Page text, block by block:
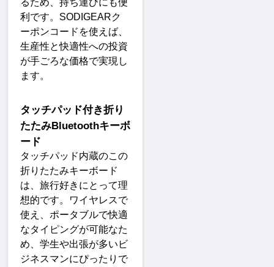
るため、持ち運びにも便
利です。 SODIGEARク
ーポンコードを使えば、
生産性と快適性への投資
が手ごろな価格で実現し
ます。
タッチパッド付き折り
たたみBluetoothキーボ
ード
タッチパッド内蔵のこの
折りたたみキーボード
は、旅行好きにとって理
想的です。ワイヤレスで
使え、ポータブルで快適
なタイピングが可能なた
め、学生や出張が多いビ
ジネスマンにぴったりで